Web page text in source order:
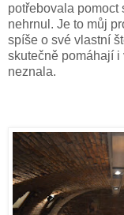
potřebovala pomoct
nehrnul. Je to můj
spíše o své vlastní
skutečně pomáhají i
neznala.